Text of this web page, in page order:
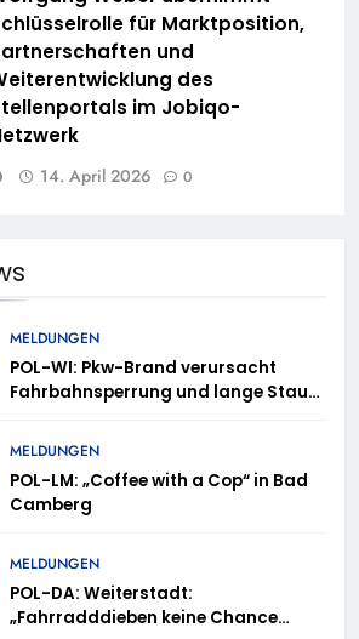
für Marktposition,
und
des
im Jobiqo-
14. April 2026 0
MELDUNGEN
POL-WI: Pkw-Brand verursacht
Fahrbahnsperrung und lange Staus
MELDUNGEN
POL-LM: „Coffee with a Cop“ in Bad
Camberg
MELDUNGEN
POL-DA: Weiterstadt:
„Fahrradddieben keine Chance